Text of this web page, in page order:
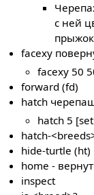
с ней
прыжок
facexy
facexy 50
forward (fd)
hatch
hatch 5
hatch-
hide-turtle (ht)
home -
inspect